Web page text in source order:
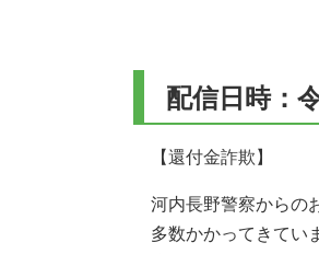
配信日時：
【還付金詐欺】
河内長野警察からの
多数かかってきてい